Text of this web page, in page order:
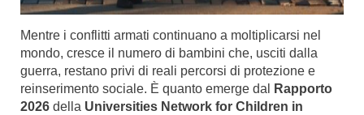
Mentre i conflitti armati continuano a moltiplicarsi nel
mondo, cresce il numero di bambini che, usciti dalla
guerra, restano privi di reali percorsi di protezione e
reinserimento sociale. È quanto emerge dal
Rapporto
2026 della Universities Network for Children in